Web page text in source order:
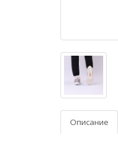
Описание